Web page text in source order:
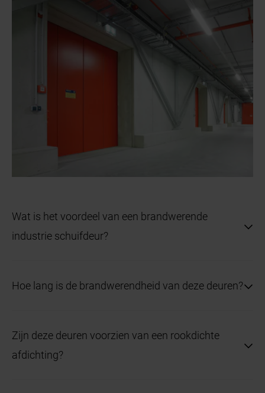
Wat is het voordeel van een brandwerende
industrie schuifdeur?
rook, waardoor evacuatie veiliger wordt en schade
Hoe lang is de brandwerendheid van deze deuren?
brandwerendheden van 30, 60, 90 en 120 minuten.
Zijn deze deuren voorzien van een rookdichte
afdichting?